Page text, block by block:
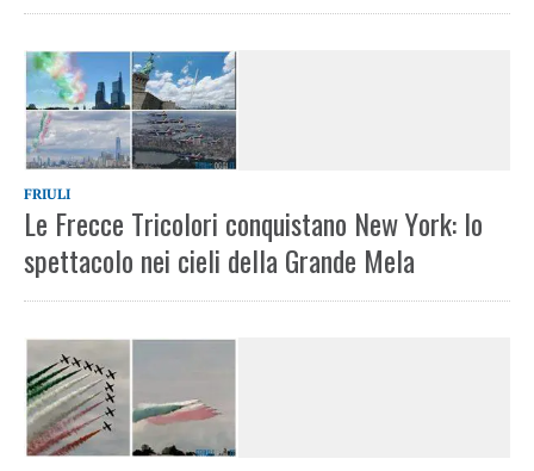
FRIULI
Le Frecce Tricolori conquistano New York: lo
spettacolo nei cieli della Grande Mela